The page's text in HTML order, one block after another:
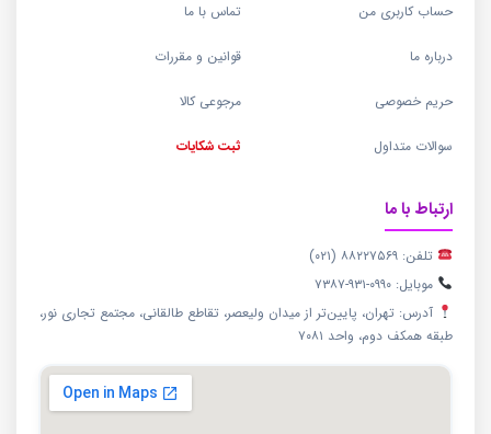
حساب کاربری من تماس با ما
درباره ما قوانین و مقررات
حریم خصوصی مرجوعی کالا
سوالات متداول ثبت شکایات
ارتباط با ما
تلفن: ۸۸۲۲۷۵۶۹ (۰۲۱)
موبایل: ۰۹۹۰-۹۳۱-۷۳۸۷
آدرس: تهران، پایین‌تر از میدان ولیعصر، تقاطع طالقانی، مجتمع تجاری نور،
طبقه همکف دوم، واحد ۷۰۸۱